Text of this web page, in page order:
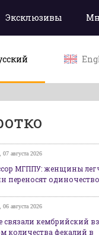
Эксклюзивы
07 августа 2026
МГППУ: женщины
переносят одиночество
06 августа 2026
связали кембрийский
количества фекалий в